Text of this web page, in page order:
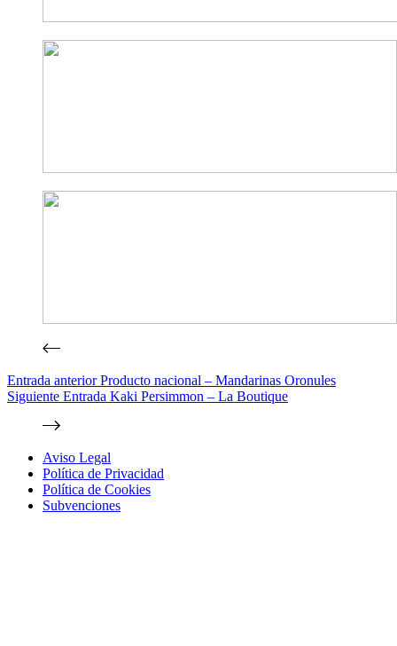
Entrada anteriorProducto nacional – Mandarinas Oronules
Siguiente Entrada Kaki Persimmon – La Boutique
Aviso Legal
Política de Privacidad
Política de Cookies
Subvenciones